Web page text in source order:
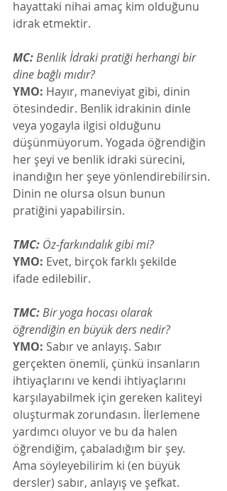
hayattaki nihai amaç kim olduğunu
idrak etmektir.
MC: Benlik İdraki pratiği herhangi bir
dine bağlı mıdır?
YMO: Hayır, maneviyat gibi, dinin
ötesindedir. Benlik idrakinin dinle
veya yogayla ilgisi olduğunu
düşünmüyorum. Yogada öğrendiğin
her şeyi ve benlik idraki sürecini,
inandığın her şeye yönlendirebilirsin.
Dinin ne olursa olsun bunun
pratiğini yapabilirsin.
TMC: Öz-farkındalık gibi mi?
YMO: Evet, birçok farklı şekilde
ifade edilebilir.
TMC: Bir yoga hocası olarak
öğrendiğin en büyük ders nedir?
YMO: Sabır ve anlayış. Sabır
gerçekten önemli, çünkü insanların
ihtiyaçlarını ve kendi ihtiyaçlarını
karşılayabilmek için gereken kaliteyi
oluşturmak zorundasın. İlerlemene
yardımcı oluyor ve bu da halen
öğrendiğim, çabaladığım bir şey.
Ama söyleyebilirim ki (en büyük
dersler) sabır, anlayış ve şefkat.